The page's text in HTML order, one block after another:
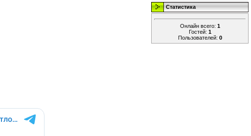
Статистика
Онлайн всего: 1
Гостей: 1
Пользователей: 0